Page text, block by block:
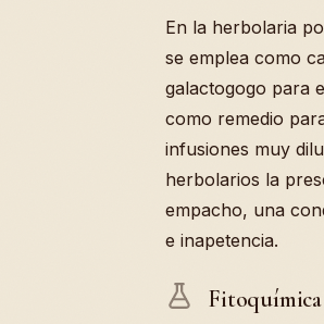
En la herbolaria
se emplea como
galactogogo para
como remedio
infusiones muy
herbolarios la
empacho, una
e inapetencia.
Fitoquímica